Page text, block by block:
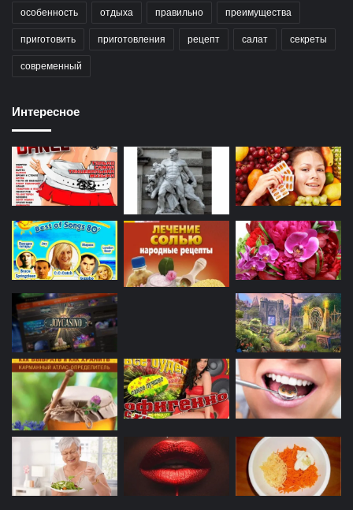
особенность отдыха правильно преимущества
приготовить приготовления рецепт салат секреты
современный
Интересное